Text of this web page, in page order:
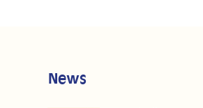
News